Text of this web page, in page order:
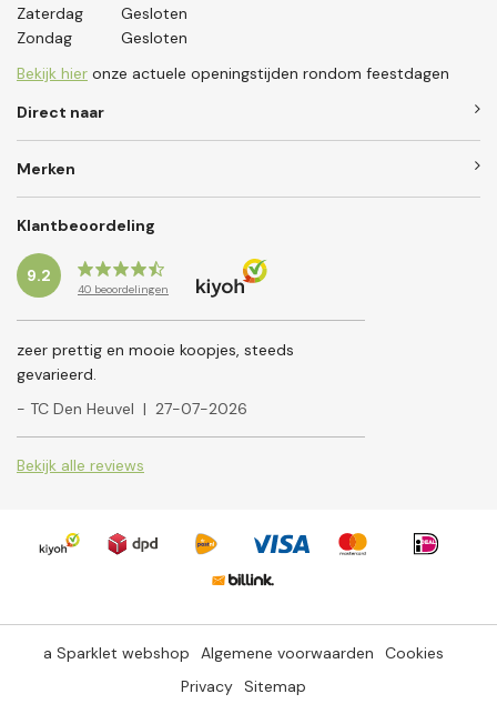
Zaterdag
Gesloten
Zondag
Gesloten
Bekijk hier onze actuele openingstijden rondom feestdagen
Direct naar
Merken
Klantbeoordeling
9.2
40 beoordelingen
zeer prettig en mooie koopjes, steeds
gevarieerd.
- TC Den Heuvel | 27-07-2026
Bekijk alle reviews
a Sparklet webshop Algemene voorwaarden
Cookies
Privacy Sitemap